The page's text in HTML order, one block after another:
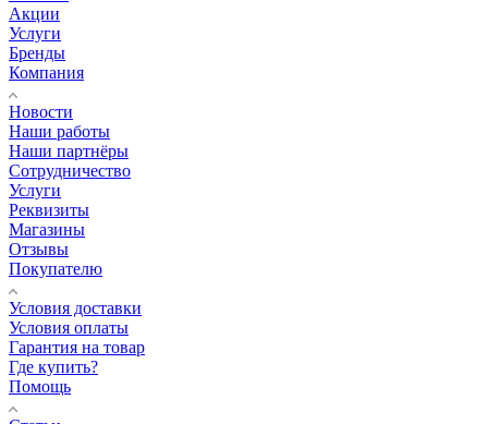
Акции
Услуги
Бренды
Компания
Новости
Наши работы
Наши партнёры
Сотрудничество
Услуги
Реквизиты
Магазины
Отзывы
Покупателю
Условия доставки
Условия оплаты
Гарантия на товар
Где купить?
Помощь